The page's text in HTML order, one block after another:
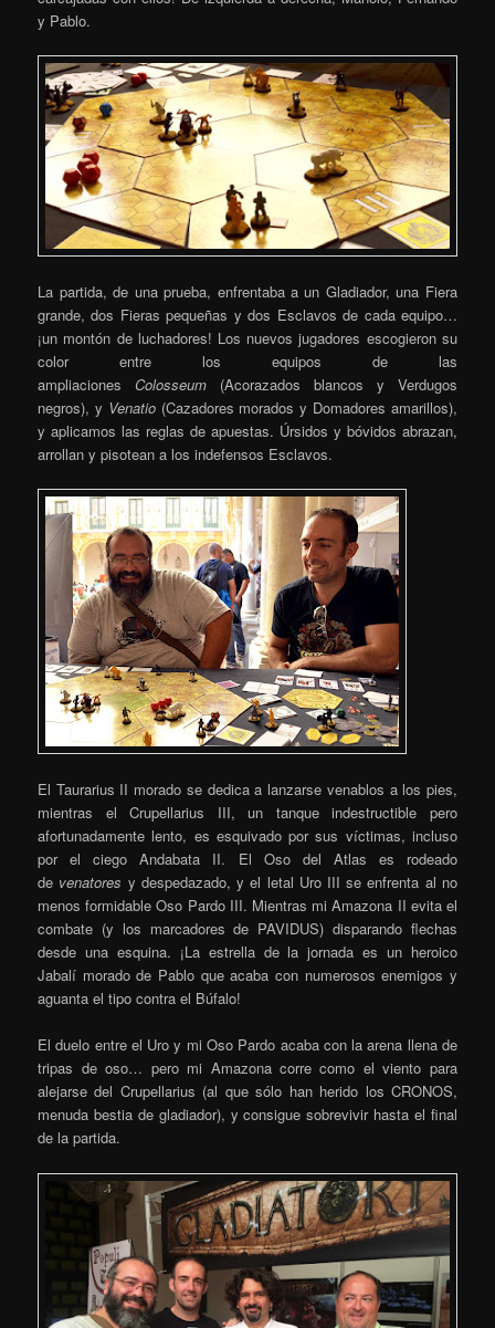
y Pablo.
La partida, de una prueba, enfrentaba a un Gladiador, una Fiera
grande, dos Fieras pequeñas y dos Esclavos de cada equipo…
¡un montón de luchadores! Los nuevos jugadores escogieron su
color entre los equipos de las
ampliacionesColosseum (Acorazados blancos y Verdugos
negros), y Venatio(Cazadores morados y Domadores amarillos),
y aplicamos las reglas de apuestas. Úrsidos y bóvidos abrazan,
arrollan y pisotean a los indefensos Esclavos.
El Taurarius II morado se dedica a lanzarse venablos a los pies,
mientras el Crupellarius III, un tanque indestructible pero
afortunadamente lento, es esquivado por sus víctimas, incluso
por el ciego Andabata II. El Oso del Atlas es rodeado
de venatores y despedazado, y el letal Uro III se enfrenta al no
menos formidable Oso Pardo III. Mientras mi Amazona II evita el
combate (y los marcadores de PAVIDUS) disparando flechas
desde una esquina. ¡La estrella de la jornada es un heroico
Jabalí morado de Pablo que acaba con numerosos enemigos y
aguanta el tipo contra el Búfalo!
El duelo entre el Uro y mi Oso Pardo acaba con la arena llena de
tripas de oso… pero mi Amazona corre como el viento para
alejarse del Crupellarius (al que sólo han herido los CRONOS,
menuda bestia de gladiador), y consigue sobrevivir hasta el final
de la partida.